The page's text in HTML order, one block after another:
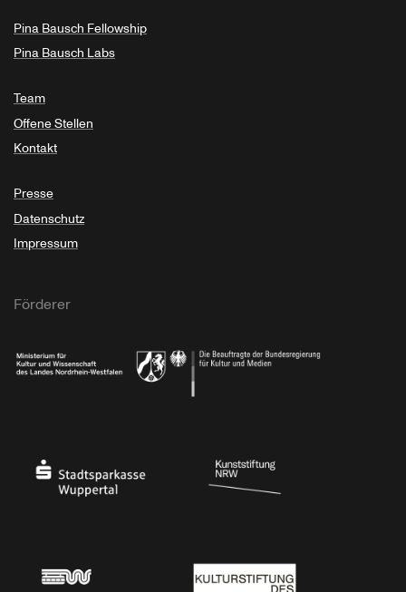
Pina Bausch Fellowship
Pina Bausch Labs
Team
Offene Stellen
Kontakt
Presse
Datenschutz
Impressum
Förderer